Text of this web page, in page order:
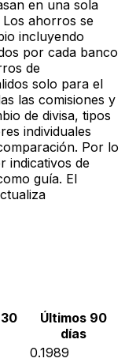
en una sola
ahorros se
incluyendo
por cada banco
de
solo para el
las comisiones y
de divisa, tipos
individuales
Por lo
indicativos de
guía. El
Últimos 90
días
0.1989